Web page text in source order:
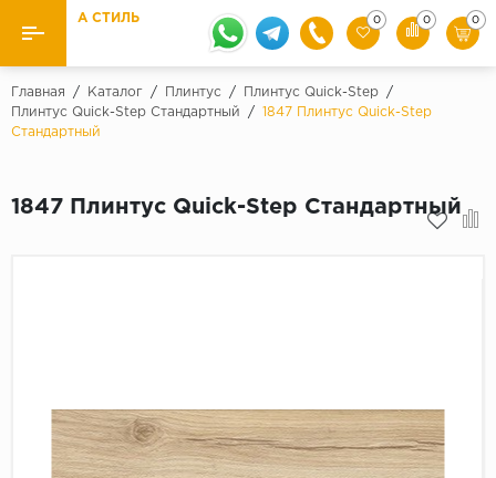
Назад
Ламинат
Назад
Krontex
33 класс
Палитра
Кварцевый ламинат SPC
А СТИЛЬ 0 0 0
Главная / Каталог / Плинтус / Плинтус Quick-Step
/
Плинтус Quick-Step Стандартный
/
1847 Плинтус Quick-Step
Стандартный
1847 Плинтус Quick-Step Стандартный